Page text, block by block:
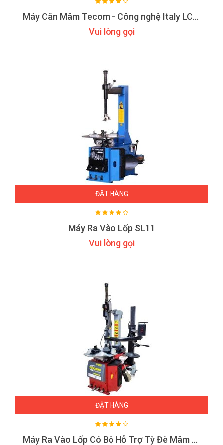
Máy Cân Mâm Tecom - Công nghệ Italy LCD TC-4230
Vui lòng gọi
ĐẶT HÀNG
Máy Ra Vào Lốp SL11
Vui lòng gọi
ĐẶT HÀNG
Máy Ra Vào Lốp Có Bộ Hỗ Trợ Tỳ Đè Mâm Tecom TC 1628